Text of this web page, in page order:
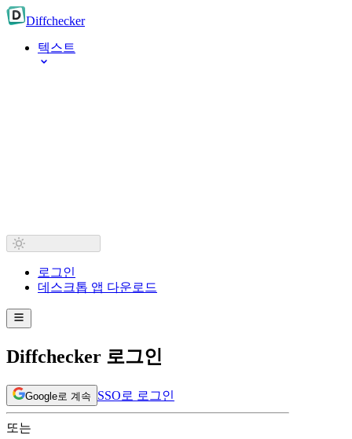
Diffchecker
텍스트
로그인
데스크톱 앱 다운로드
Diffchecker 로그인
Google로 계속 SSO로 로그인
또는